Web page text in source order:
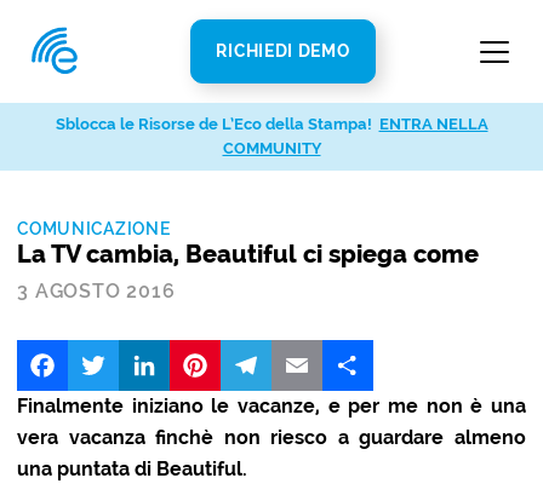
RICHIEDI DEMO
COMUNICAZIONE
La TV cambia, Beautiful ci spiega come
3 AGOSTO 2016
FacebookTwitter LinkedIn
Finalmente iniziano le vacanze, e per me non è una
vera vacanza finchè non riesco a guardare almeno
una puntata di Beautiful.
Sblocca le Risorse de L’Eco della Stampa! ENTRA NELLA
COMMUNITY